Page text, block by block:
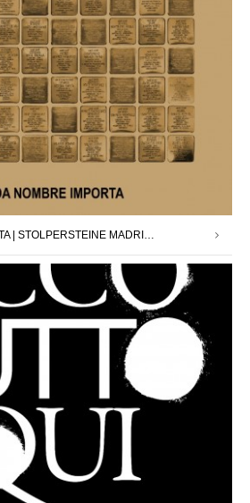
CADA NOMBRE IMPORTA | STOLPERSTEINE MADRID X DAVID CÁRDENAS | 12.09.25 – 11.10.25